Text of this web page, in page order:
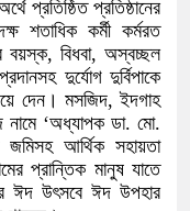
প্রতিষ্ঠিত প্রতিষ্ঠানের
শতাধিক কর্মী কর্মরত
বয়স্ক, বিধবা, অস্বচ্ছল
দুর্যোগ দুর্বিপাকে
দেন। মসজিদ, ইদগাহ
নামে ‘অধ্যাপক ডা. মো.
জমিসহ আর্থিক সহায়তা
প্রান্তিক মানুষ যাতে
ঈদ উৎসবে ঈদ উপহার